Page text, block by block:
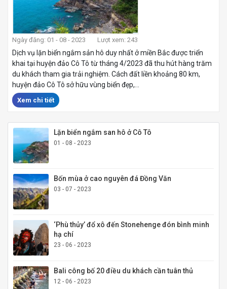
Ngày đăng: 01 - 08 - 2023 Lượt xem: 243
Dịch vụ lặn biển ngắm sản hô duy nhất ở miền Bắc được triển
khai tại huyện đảo Cô Tô từ tháng 4/2023 đã thu hút hàng trăm
du khách tham gia trải nghiệm. Cách đất liền khoảng 80 km,
huyện đảo Cô Tô sở hữu vùng biển đẹp,...
Xem chi tiết
Lặn biển ngắm san hô ở Cô Tô
01 - 08 - 2023
Bốn mùa ở cao nguyên đá Đồng Văn
03 - 07 - 2023
‘Phù thủy’ đổ xô đến Stonehenge đón bình minh
hạ chí
23 - 06 - 2023
Bali công bố 20 điều du khách cần tuân thủ
12 - 06 - 2023